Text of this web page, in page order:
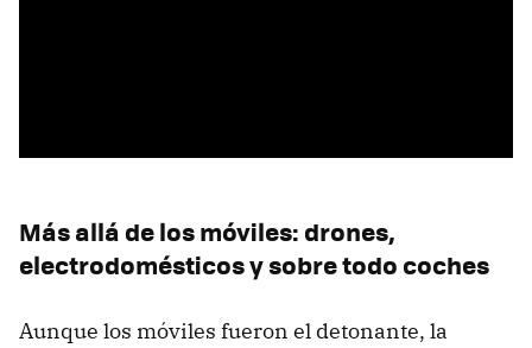
Más allá de los móviles: drones,
electrodomésticos y sobre todo coches
Aunque los móviles fueron el detonante, la